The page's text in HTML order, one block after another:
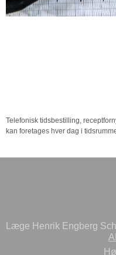
Telefonisk tidsbestilling,
kan foretages hver dag i
Læge Henrik Engberg